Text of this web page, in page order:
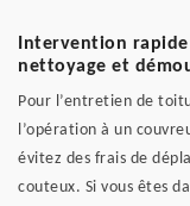
Intervention
nettoyage et
Pour l’entretien de
l’opération à un
évitez des frais de
couteux. Si vous êtes